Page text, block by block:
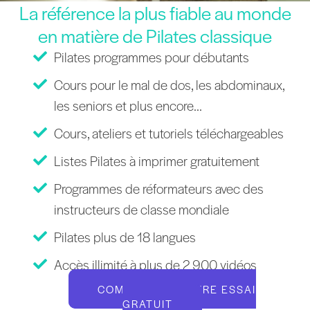
La référence la plus fiable au monde
en matière de Pilates classique
Pilates programmes pour débutants
Cours pour le mal de dos, les abdominaux,
les seniors et plus encore...
Cours, ateliers et tutoriels téléchargeables
Listes Pilates à imprimer gratuitement
Programmes de réformateurs avec des
instructeurs de classe mondiale
Pilates plus de 18 langues
Accès illimité à plus de 2 900 vidéos
COMMENCEZ VOTRE ESSAI
GRATUIT